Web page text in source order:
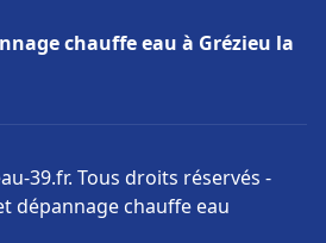
chauffe eau à Grézieu la
39.fr. Tous droits réservés -
dépannage chauffe eau